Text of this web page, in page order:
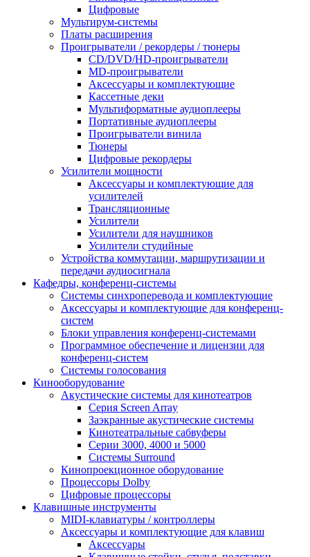
Цифровые
Мультирум-системы
Платы расширения
Проигрыватели / рекордеры / тюнеры
CD/DVD/HD-проигрыватели
MD-проигрыватели
Аксессуары и комплектующие
Кассетные деки
Мультиформатные аудиоплееры
Портативные аудиоплееры
Проигрыватели винила
Тюнеры
Цифровые рекордеры
Усилители мощности
Аксессуары и комплектующие для
усилителей
Трансляционные
Усилители
Усилители для наушников
Усилители студийные
Устройства коммутации, маршрутизации и
передачи аудиосигнала
Кафедры, конференц-системы
Cистемы синхроперевода и комплектующие
Аксессуары и комплектующие для конференц-
систем
Блоки управления конференц-системами
Программное обеспечение и лицензии для
конференц-систем
Системы голосования
Кинооборудование
Акустические системы для кинотеатров
Cерия Screen Array
Заэкранные акустические системы
Кинотеатральные сабвуферы
Серии 3000, 4000 и 5000
Системы Surround
Кинопроекционное оборудование
Процессоры Dolby
Цифровые процессоры
Клавишные инструменты
MIDI-клавиатуры / контроллеры
Аксессуары и комплектующие для клавиш
Аксессуары